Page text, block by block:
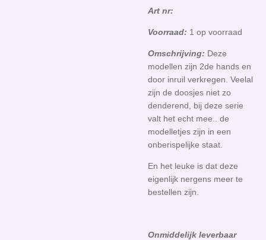
Art nr:
Voorraad: 1 op voorraad
Omschrijving: Deze
modellen zijn 2de hands en
door inruil verkregen. Veelal
zijn de doosjes niet zo
denderend, bij deze serie
valt het echt mee.. de
modelletjes zijn in een
onberispelijke staat.
En het leuke is dat deze
eigenlijk nergens meer te
bestellen zijn.
Onmiddelijk leverbaar